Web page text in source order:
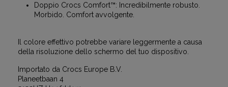
Doppio Crocs Comfort™: Incredibilmente robusto.
Morbido. Comfort avvolgente.
Il colore effettivo potrebbe variare leggermente a causa
della risoluzione dello schermo del tuo dispositivo.
Importato da Crocs Europe B.V.
Planeetbaan 4